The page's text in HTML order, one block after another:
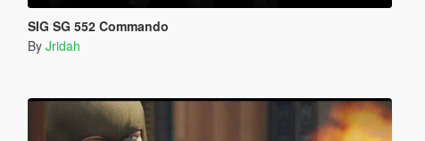
SIG SG 552 Commando
By Jridah